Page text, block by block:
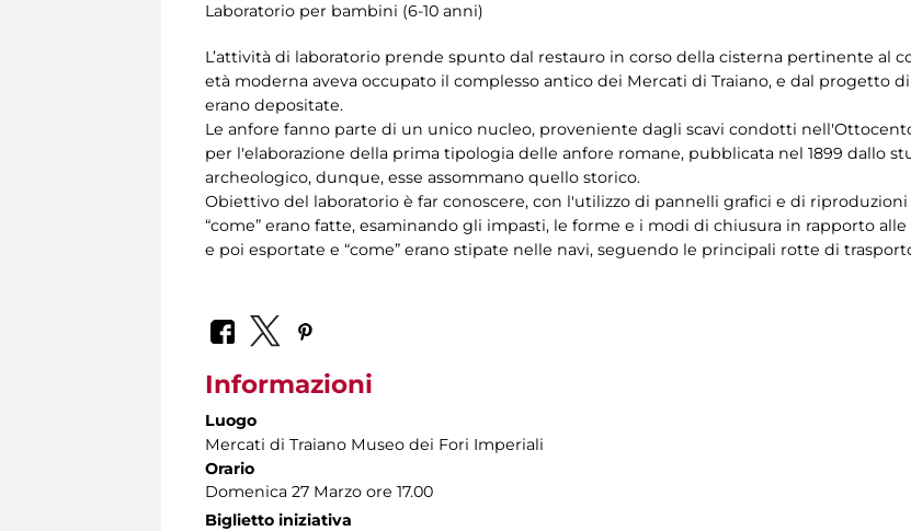
Laboratorio per bambini (6-10 anni)
L’attività di laboratorio prende spunto dal restauro in corso della cisterna pertinente al
età moderna aveva occupato il complesso antico dei Mercati di Traiano, e dal progetto
erano depositate.
Le anfore fanno parte di un unico nucleo, proveniente dagli scavi condotti
per l'elaborazione della prima tipologia delle anfore romane, pubblicata nel 1899 dallo
archeologico, dunque, esse assommano quello storico.
Obiettivo del laboratorio è far conoscere, con l'utilizzo di pannelli grafici e di riproduzioni
“come” erano fatte, esaminando gli impasti, le forme e i modi di chiusura in rapporto
e poi esportate e “come” erano stipate nelle navi, seguendo le principali rotte di
Informazioni
Luogo
Mercati di Traiano Museo dei Fori Imperiali
Orario
Domenica 27 Marzo ore 17.00
Biglietto iniziativa